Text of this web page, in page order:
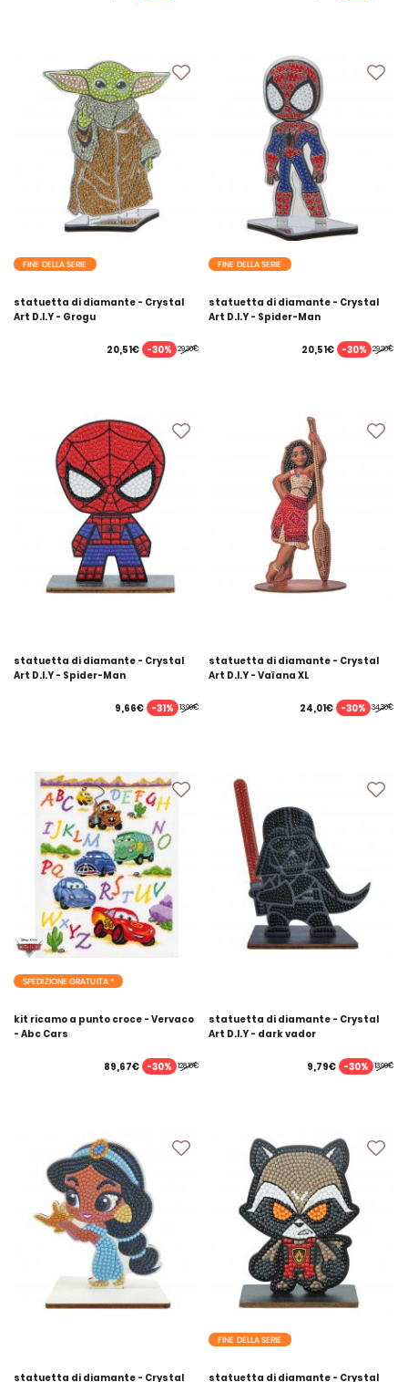
FINE DELLA SERIE
statuetta di diamante - Crystal
Art D.I.Y - Grogu
29,30€
20,51€ -30%
FINE DELLA SERIE
statuetta di diamante - Crystal
Art D.I.Y - Spider-Man
29,30€
20,51€ -30%
statuetta di diamante - Crystal
Art D.I.Y - Spider-Man
13,99€
9,66€ -31%
statuetta di diamante - Crystal
Art D.I.Y - Vaïana XL
34,30€
24,01€ -30%
SPEDIZIONE GRATUITA *
kit ricamo a punto croce - Vervaco
- Abc Cars
128,10€
89,67€ -30%
statuetta di diamante - Crystal
Art D.I.Y - dark vador
13,99€
9,79€ -30%
statuetta di diamante - Crystal
FINE DELLA SERIE
statuetta di diamante - Crystal